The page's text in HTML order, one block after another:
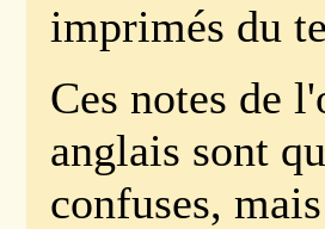
imprimés du
Ces notes de
anglais sont
confuses,